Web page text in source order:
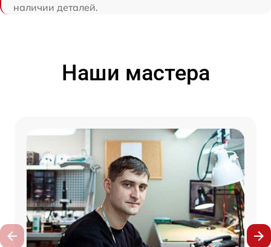
наличии деталей.
Наши мастера